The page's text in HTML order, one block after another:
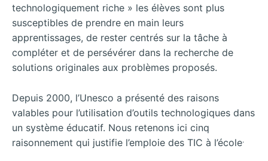
technologiquement riche » les élèves sont plus
susceptibles de prendre en main leurs
apprentissages, de rester centrés sur la tâche à
compléter et de persévérer dans la recherche de
solutions originales aux problèmes proposés.
Depuis 2000, l’Unesco a présenté des raisons
valables pour l’utilisation d’outils technologiques dans
un système éducatif. Nous retenons ici cinq
raisonnement qui justifie l’emploie des TIC à l’école.